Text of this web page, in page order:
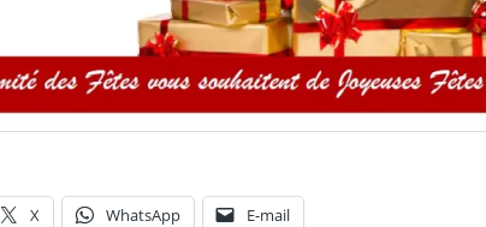
X WhatsApp E-mail